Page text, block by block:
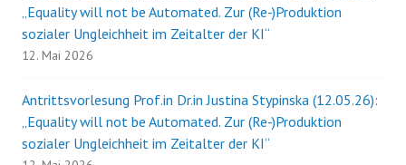
„Equality will not be Automated. Zur (Re-)Produktion
sozialer Ungleichheit im Zeitalter der KI“
12. Mai 2026
Antrittsvorlesung Prof.in Dr.in Justina Stypinska (12.05.26):
„Equality will not be Automated. Zur (Re-)Produktion
sozialer Ungleichheit im Zeitalter der KI“